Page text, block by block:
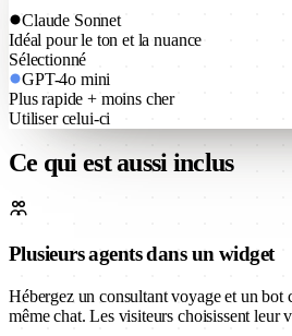
Claude Sonnet
Idéal pour le ton et la nuance
Sélectionné
GPT-4o mini
Plus rapide + moins cher
Utiliser celui-ci
Ce qui est aussi inclus
Plusieurs agents dans un widget
Hébergez un consultant voyage et un bot
même chat. Les visiteurs choisissent leur